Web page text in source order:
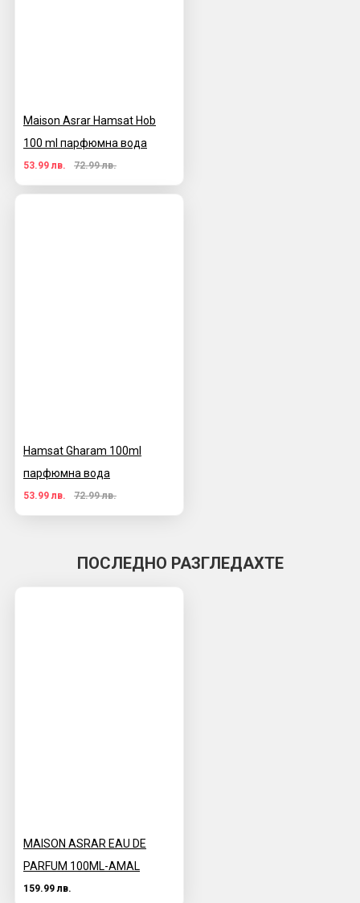
Maison Asrar Hamsat Hob
100 ml парфюмна вода
53.99 лв. 72.99 лв.
Hamsat Gharam 100ml
парфюмна вода
53.99 лв. 72.99 лв.
ПОСЛЕДНО РАЗГЛЕДАХТЕ
MAISON ASRAR EAU DE
PARFUM 100ML-AMAL
159.99 лв.